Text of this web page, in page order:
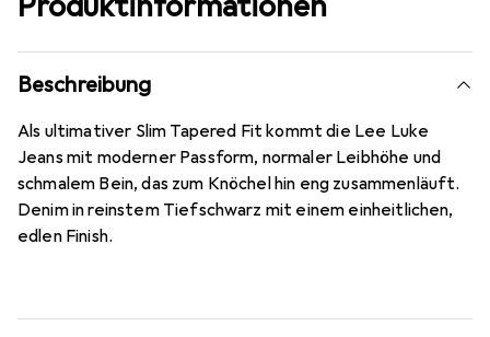
Beschreibung
Als ultimativer Slim Tapered Fit kommt die Lee Luke
Jeans mit moderner Passform, normaler Leibhöhe und
schmalem Bein, das zum Knöchel hin eng zusammenläuft.
Denim in reinstem Tiefschwarz mit einem einheitlichen,
edlen Finish.